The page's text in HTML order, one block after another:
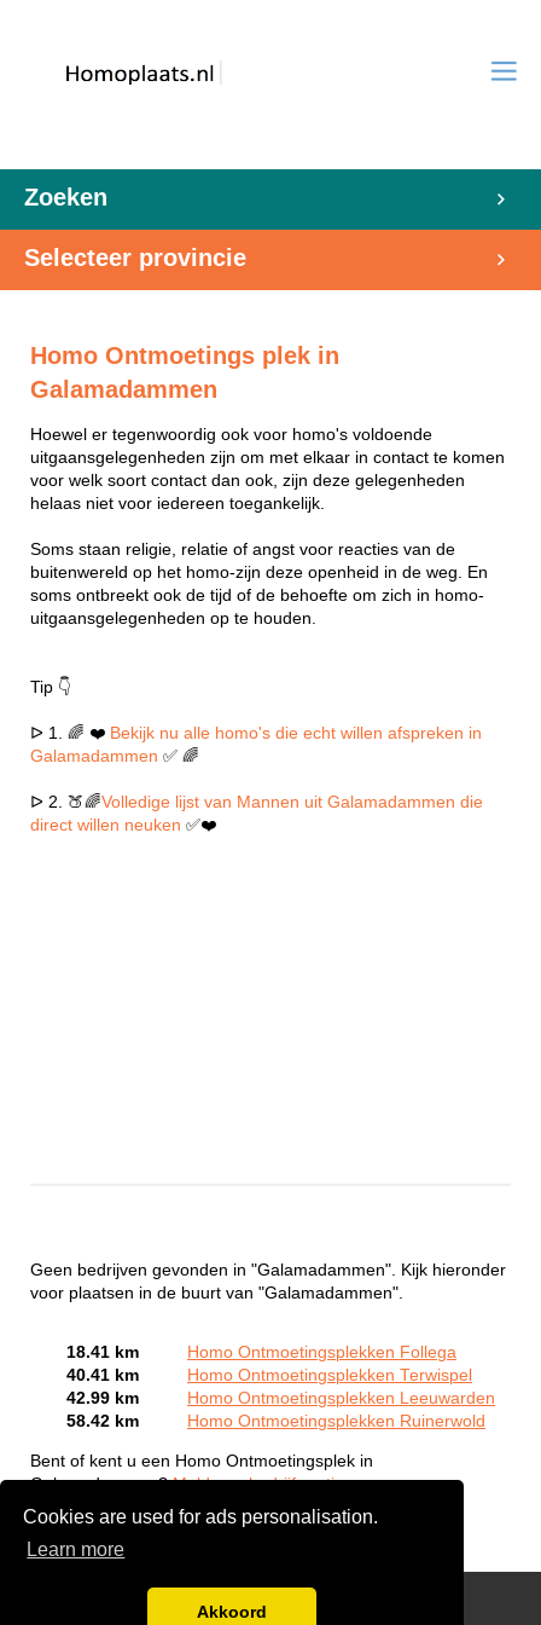
Cookies are used for ads personalisation.
Learn more
Akkoord
Zoeken
Selecteer provincie
Homo Ontmoetings plek in
Galamadammen
Hoewel er tegenwoordig ook voor homo's voldoende
uitgaansgelegenheden zijn om met elkaar in contact te komen
voor welk soort contact dan ook, zijn deze gelegenheden
helaas niet voor iedereen toegankelijk.
Soms staan religie, relatie of angst voor reacties van de
buitenwereld op het homo-zijn deze openheid in de weg. En
soms ontbreekt ook de tijd of de behoefte om zich in homo-
uitgaansgelegenheden op te houden.
Tip 👇
ᐅ 1. 🌈 ❤️ Bekijk nu alle homo's die echt willen afspreken in
Galamadammen ✅ 🌈
ᐅ 2. 🍑🌈Volledige lijst van Mannen uit Galamadammen die
direct willen neuken ✅❤️
Geen bedrijven gevonden in "Galamadammen". Kijk hieronder
voor plaatsen in de buurt van "Galamadammen".
18.41 km
Homo Ontmoetingsplekken Follega
40.41 km
Homo Ontmoetingsplekken Terwispel
42.99 km
Homo Ontmoetingsplekken Leeuwarden
58.42 km
Homo Ontmoetingsplekken Ruinerwold
Bent of kent u een Homo Ontmoetingsplek in
Galamadammen?Meld een bedrijf gratis aan